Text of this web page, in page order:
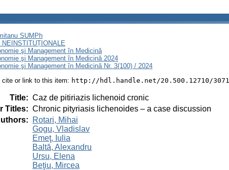
SUMPh
şi Management în Medicină
şi Management în Medicină 2024
şi Management în Medicină Nr. 3(100) / 2024
or link to this item: http://hdl.handle.net/20.500.12710/
Title: Caz de pitiriazis lichenoid cronic
Titles: Chronic pityriasis lichenoides – a case discussion
:
Rotari, Mihai
Gogu, Vladislav
Emeţ, Iulia
Baltă, Alexandru
Ursu, Elena
Beţiu, Mircea